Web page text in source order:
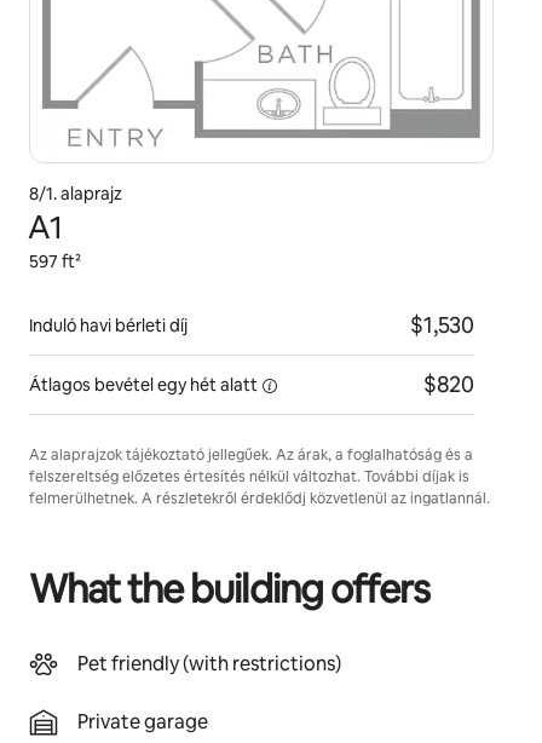
8/1. alaprajz
A1
597 ft²
Induló havi bérleti díj $1,530
Átlagos bevétel egy hétalatt $820
Az alaprajzok tájékoztató jellegűek. Az árak, a foglalhatóság és a
felszereltség előzetes értesítés nélkül változhat. További díjak is
felmerülhetnek. A részletekről érdeklődj közvetlenül az ingatlannál.
What the building offers
Pet friendly (with restrictions)
Private garage